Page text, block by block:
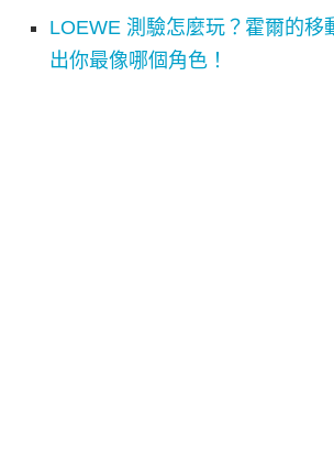
LOEWE 測驗怎麼玩？霍爾的移
出你最像哪個角色！